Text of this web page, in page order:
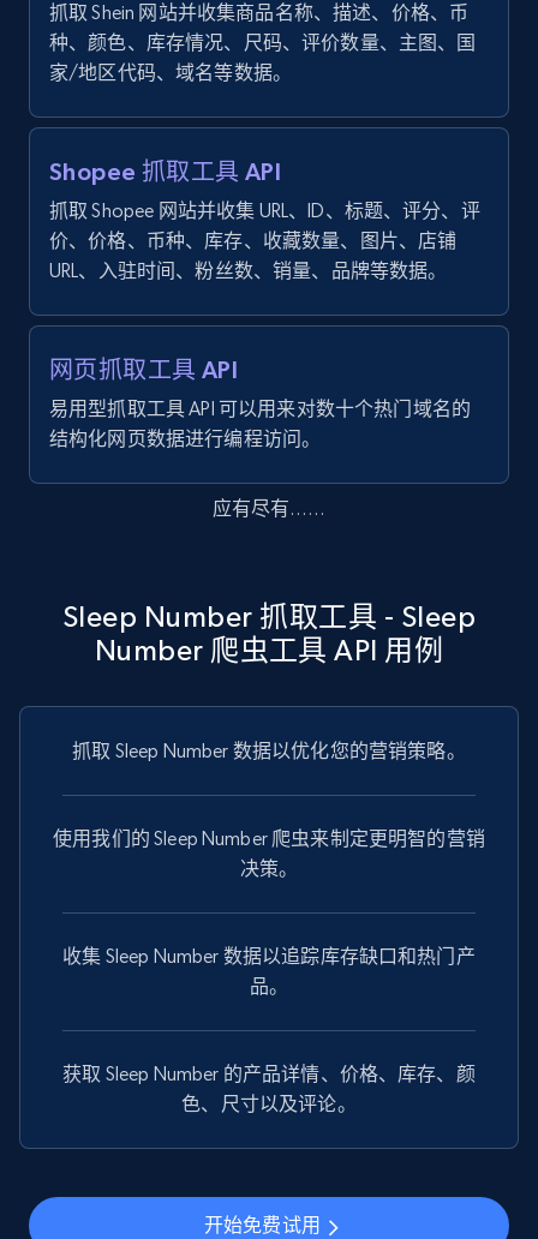
Amazon products global dataset -
price, Currency, Availability, Reviews count, and
more.
2.1K+ 375+ 注册使用
Amazon products global dataset - Collects
products by best sellers category URL
Title, Seller name, Brand, Description, Initial
Amazon products by seller URL
Title, Seller name, Brand, Description, Initial
more.
Amazon products global dataset - Collect
price, Currency, Availability, Reviews count, and
抓取 Shein 网站并收集商品名称、描述、价格、币
种、颜色、库存情况、尺码、评价数量、主图、国
家/地区代码、域名等数据。
Shopee 抓取工具 API
抓取 Shopee 网站并收集 URL、ID、标题、评分、评
价、价格、币种、库存、收藏数量、图片、店铺
URL、入驻时间、粉丝数、销量、品牌等数据。
网页抓取工具 API
易用型抓取工具 API 可以用来对数十个热门域名的
结构化网页数据进行编程访问。
应有尽有……
Sleep Number 抓取工具 - Sleep
Number 爬虫工具 API 用例
抓取 Sleep Number 数据以优化您的营销策略。
使用我们的 Sleep Number 爬虫来制定更明智的营销
决策。
收集 Sleep Number 数据以追踪库存缺口和热门产
品。
获取 Sleep Number 的产品详情、价格、库存、颜
色、尺寸以及评论。
开始免费试用